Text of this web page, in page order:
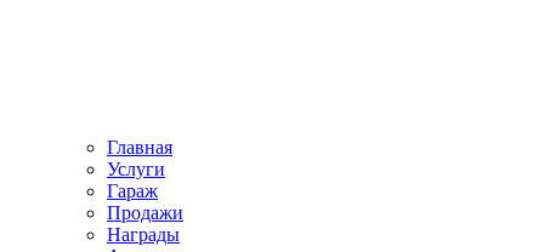
Главная
Услуги
Гараж
Продажи
Награды